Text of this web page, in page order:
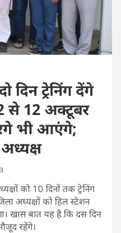
दिन ट्रेनिंग देंगे
से 12 अक्टूबर
भी आएंगे;
को 10 दिनों तक ट्रेनिंग
अध्यक्षों को हिल स्टेशन
खास बात यह है कि दस दिन
रहेंगे।